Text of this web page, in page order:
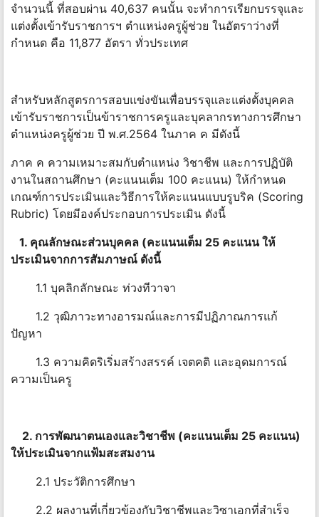
จำนวนนี้ ที่สอบผ่าน 40,637 คนนั้น จะทำการเรียกบรรจุและ
แต่งตั้งเข้ารับราชการฯ ตำแหน่งครูผู้ช่วย ในอัตราว่างที่
กำหนด คือ 11,877 อัตรา ทั่วประเทศ
สำหรับหลักสูตรการสอบแข่งขันเพื่อบรรจุและแต่งตั้งบุคคล
เข้ารับราชการเป็นข้าราชการครูและบุคลากรทางการศึกษา
ตำแหน่งครูผู้ช่วย ปี พ.ศ.2564 ในภาค ค มีดังนี้
ภาค ค ความเหมาะสมกับตำแหน่ง วิชาชีพ และการปฏิบัติ
งานในสถานศึกษา (คะแนนเต็ม 100 คะแนน) ให้กำหนด
เกณฑ์การประเมินและวิธีการให้คะแนนแบบรูบริค (Scoring
Rubric) โดยมีองค์ประกอบการประเมิน ดังนี้
1. คุณลักษณะส่วนบุคคล (คะแนนเต็ม 25 คะแนน ให้
ประเมินจากการสัมภาษณ์ ดังนี้
1.1 บุคลิกลักษณะ ท่วงทีวาจา
1.2 วุฒิภาวะทางอารมณ์และการมีปฏิภาณการแก้
ปัญหา
1.3 ความคิดริเริ่มสร้างสรรค์ เจตคติ และอุดมการณ์
ความเป็นครู
2. การพัฒนาตนเองและวิชาชีพ (คะแนนเต็ม 25 คะแนน)
ให้ประเมินจากแฟ้มสะสมงาน
2.1 ประวัติการศึกษา
2.2 ผลงานที่เกี่ยวข้องกับวิชาชีพและวิซาเอกที่สำเร็จ